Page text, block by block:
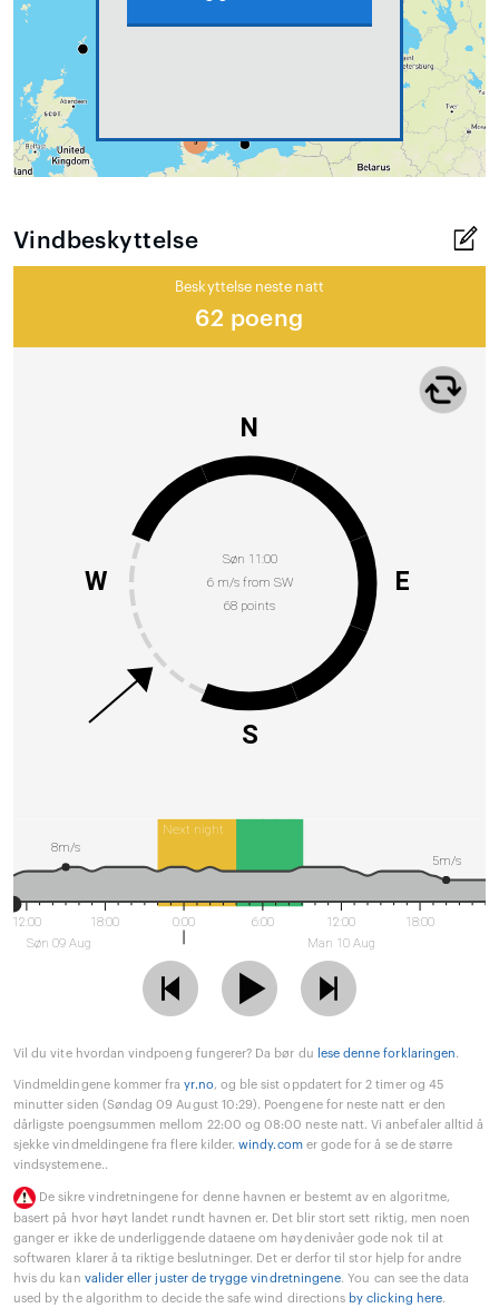
Vindbeskyttelse
Beskyttelse neste natt
62 poeng
Søn 11:00
6 m/s from SW
68 points
N
E
S
W
Next night
12:00
Søn 09 Aug
18:00 0:00 6:00
12:00
Man 10 Aug
18:00
8m/s
5m/s
Vil du vite hvordan vindpoeng fungerer? Da bør du lese denne forklaringen.
Vindmeldingene kommer frayr.no, og ble sist oppdatert for 2 timer og 45
minutter siden (Søndag 09 August 10:29). Poengene for neste natt er den
dårligste poengsummen mellom 22:00 og 08:00 neste natt. Vi anbefaler alltid å
sjekke vindmeldingene fra flere kilder.windy.comer gode for å se de større
vindsystemene..
De sikre vindretningene for denne havnen er bestemt av en algoritme,
basert på hvor høyt landet rundt havnen er. Det blir stort sett riktig, men noen
ganger er ikke de underliggende dataene om høydenivåer gode nok til at
softwaren klarer å ta riktige beslutninger. Det er derfor til stor hjelp for andre
hvis du kan valider eller juster de trygge vindretningene. You can see the data
used by the algorithm to decide the safe wind directions by clicking here.